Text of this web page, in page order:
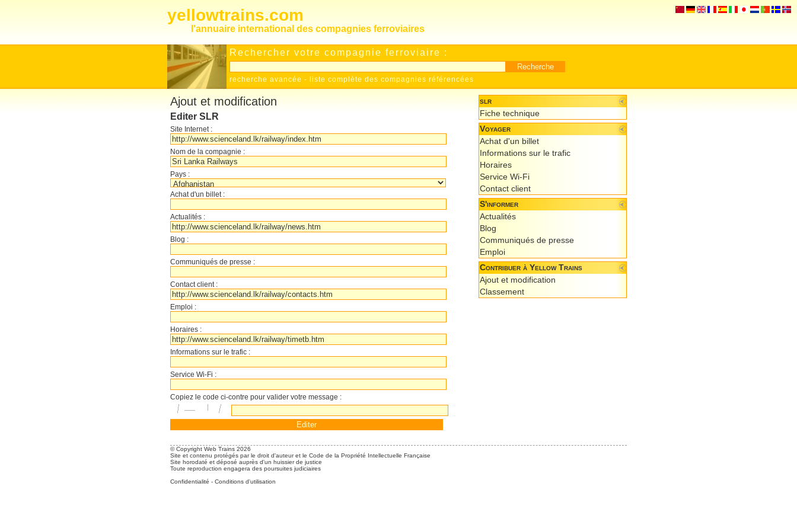
yellowtrains.com
l'annuaire international des compagnies ferroviaires
Rechercher votre compagnie ferroviaire :
recherche avancée - liste complète des compagnies référencées
Ajout et modification
Editer SLR
Site Internet :
Nom de la compagnie :
Pays :
Achat d'un billet :
Actualités :
Blog :
Communiqués de presse :
Contact client :
Emploi :
Horaires :
Informations sur le trafic :
Service Wi-Fi :
Copiez le code ci-contre pour valider votre message :
slr
Fiche technique
Voyager
Achat d'un billet
Informations sur le trafic
Horaires
Service Wi-Fi
Contact client
S'informer
Actualités
Blog
Communiqués de presse
Emploi
Contribuer à Yellow Trains
Ajout et modification
Classement
© Copyright Web Trains 2026
Site et contenu protégés par le droit d'auteur et le Code de la Propriété Intellectuelle Française
Site horodaté et déposé auprès d'un huissier de justice
Toute reproduction engagera des poursuites judiciaires
Confidentialité - Conditions d'utilisation